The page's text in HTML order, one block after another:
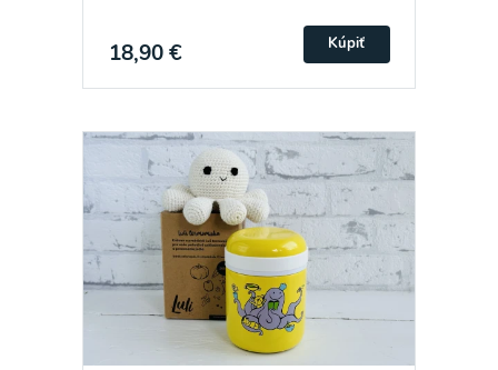
18,90 € Kúpiť